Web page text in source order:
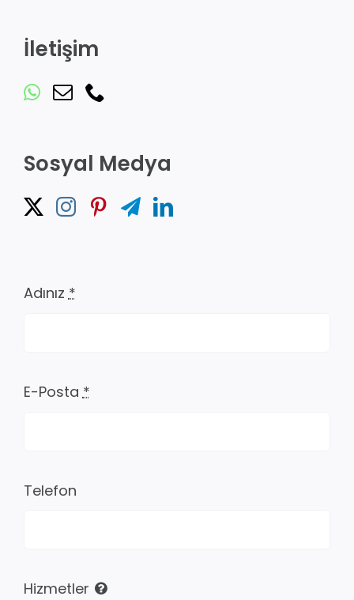
İletişim
Sosyal Medya
Adınız*
E-Posta *
Telefon
Hizmetler